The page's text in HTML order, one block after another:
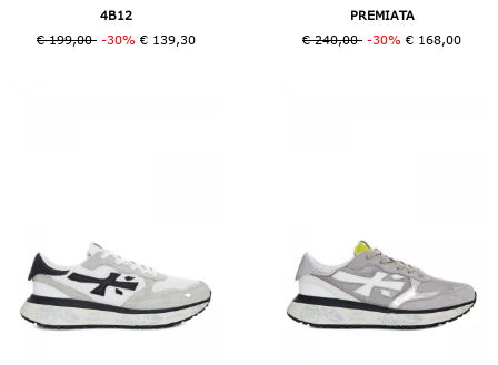
4B12
€ 199,00 -30% € 139,30
PREMIATA
€ 240,00 -30% € 168,00